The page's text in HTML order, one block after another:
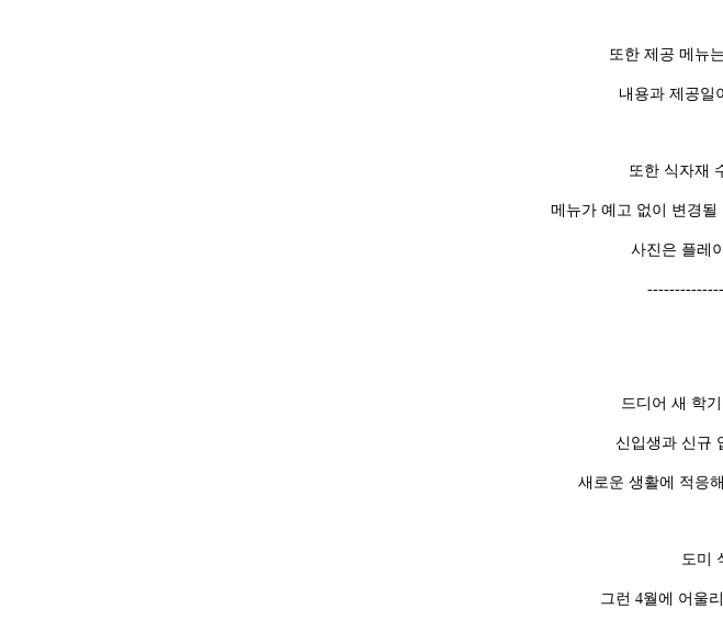
또한 제공 메뉴
내용과 제공일
또한 식자재
메뉴가 예고 없이 변경될
사진은 플레
드디어 새 학
신입생과 신규
새로운 생활에 적응
도미
그런 4월에 어울